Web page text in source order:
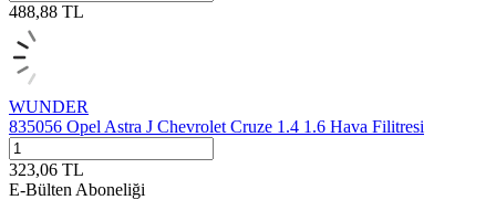
488,88 TL
WUNDER
835056 Opel Astra J Chevrolet Cruze 1.4 1.6 Hava Filitresi
323,06 TL
E-Bülten Aboneliği